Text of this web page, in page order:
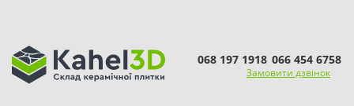
068 197 1918 066 454 6758
Замовити дзвінок